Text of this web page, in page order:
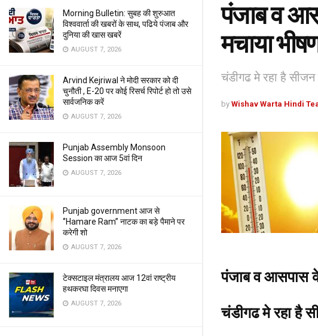
Morning Bulletin: सुबह की शुरुआत
विश्ववार्ता की खबरों के साथ, पढिये पंजाब और
दुनिया की खास खबरें
AUGUST 7, 2026
Arvind Kejriwal ने मोदी सरकार को दी
चुनौती , E-20 पर कोई रिसर्च रिपोर्ट हो तो उसे
सार्वजनिक करें
AUGUST 7, 2026
Punjab Assembly Monsoon
Session का आज 5वां दिन
AUGUST 7, 2026
Punjab government आज से
‘’Hamare Ram’’ नाटक का बड़े पैमाने पर
करेगी शो
AUGUST 7, 2026
टेक्सटाइल मंत्रालय आज 12वां राष्ट्रीय
हथकरघा दिवस मनाएगा
AUGUST 7, 2026
पंजाब व
मचाया
चंडीगढ मे रहा है सीजन
by Wishav Warta Hindi
पंजाब व आसपास के
चंडीगढ मे रहा है